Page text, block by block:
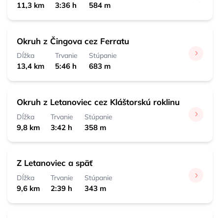
11,3 km 3:36 h 584 m
Okruh z Čingova cez Ferratu
Dĺžka
13,4 km
Trvanie
5:46 h
Stúpanie
683 m
Okruh z Letanoviec cez Kláštorskú roklinu
Dĺžka
9,8 km
Trvanie
3:42 h
Stúpanie
358 m
Z Letanoviec a späť
Dĺžka
9,6 km
Trvanie
2:39 h
Stúpanie
343 m